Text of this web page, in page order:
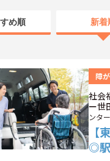
め順 新着
障
社会
ー世
ンタ
【
◎駅